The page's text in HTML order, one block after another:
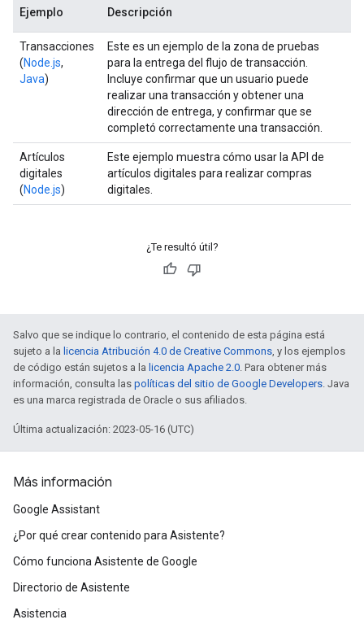
Ejemplo Descripción
Transacciones
(Node.js,
Java)
Este es un ejemplo de la zona de pruebas
para la entrega del flujo de transacción.
Incluye confirmar que un usuario puede
realizar una transacción y obtener una
dirección de entrega, y confirmar que se
completó correctamente una transacción.
Artículos
digitales
(Node.js)
Este ejemplo muestra cómo usar la API de
artículos digitales para realizar compras
digitales.
¿Te resultó útil?
Salvo que se indique lo contrario, el contenido de esta página está
sujeto a la licencia Atribución 4.0 de Creative Commons, y los ejemplos
de código están sujetos a la licencia Apache 2.0. Para obtener más
información, consulta las políticas del sitio de Google Developers. Java
es una marca registrada de Oracle o sus afiliados.
Última actualización: 2023-05-16 (UTC)
Más información
Google Assistant
¿Por qué crear contenido para Asistente?
Cómo funciona Asistente de Google
Directorio de Asistente
Asistencia